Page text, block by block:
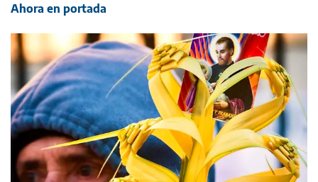
Ahora en portada